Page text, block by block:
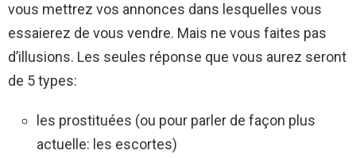
vous mettrez vos annonces dans lesquelles vous
essaierez de vous vendre. Mais ne vous faites pas
d’illusions. Les seules réponse que vous aurez seront
de 5 types:
les prostituées (ou pour parler de façon plus
actuelle: les escortes)